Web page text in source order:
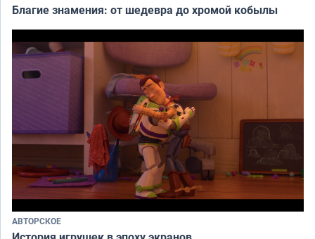
Благие знамения: от шедевра до хромой кобылы
АВТОРСКОЕ